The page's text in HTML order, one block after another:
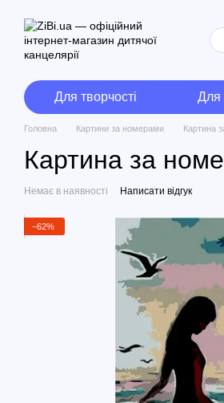
Для творчості Для
Головна Картини за номерами Картина
Картина за
Немає в наявності Написати відгук
−62%